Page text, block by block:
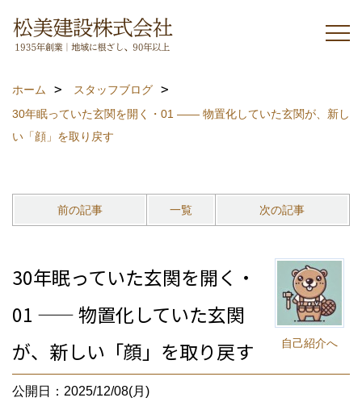
ホーム
スタッフブログ
30年眠っていた玄関を開く・01 —— 物置化していた玄関が、新し
い「顔」を取り戻す
前の記事 一覧 次の記事
自己紹介へ
30年眠っていた玄関を開く・
01 —— 物置化していた玄関
が、新しい「顔」を取り戻す
公開日：2025/12/08(月)